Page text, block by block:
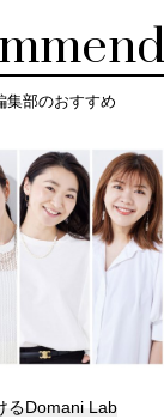
集部のおすすめ
るDomani Lab